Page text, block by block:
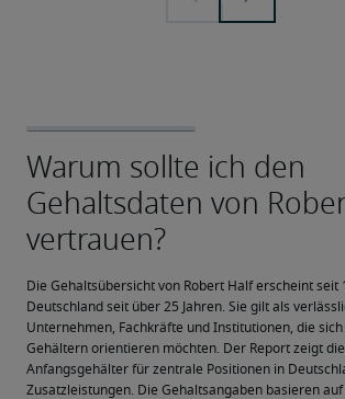
Die Gehaltsübersicht von Robert Half erscheint seit
Deutschland seit über 25 Jahren. Sie gilt als
Unternehmen, Fachkräfte und Institutionen, die
Gehältern orientieren möchten. Der Report zeigt
Anfangsgehälter für zentrale Positionen in
Zusatzleistungen. Die Gehaltsangaben basieren